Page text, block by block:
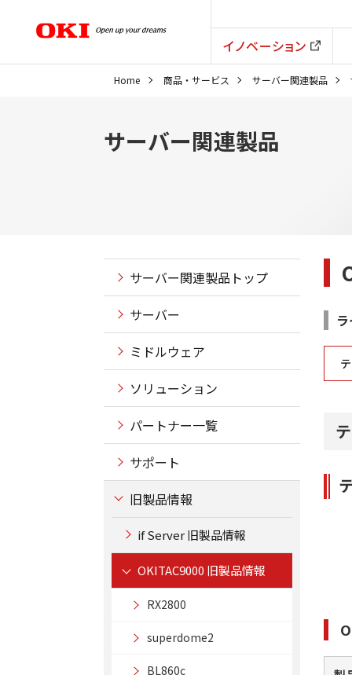
イノベーション
Home 商品・サービス サーバー関連製品
サーバー関連製品
サーバー関連製品トップ
サーバー
ミドルウェア
ソリューション
パートナー一覧
サポート
旧製品情報
if Server 旧製品情報
OKITAC9000 旧製品情報
RX2800
superdome2
BL860c